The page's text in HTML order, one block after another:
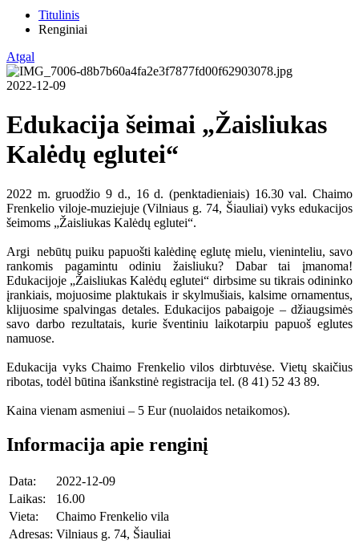
Titulinis
Renginiai
Atgal
2022-12-09
Edukacija šeimai „Žaisliukas
Kalėdų eglutei“
2022 m. gruodžio 9 d., 16 d. (penktadieniais) 16.30 val. Chaimo
Frenkelio viloje-muziejuje (Vilniaus g. 74, Šiauliai) vyks edukacijos
šeimoms „Žaisliukas Kalėdų eglutei“.
Argi nebūtų puiku papuošti kalėdinę eglutę mielu, vieninteliu, savo
rankomis pagamintu odiniu žaisliuku? Dabar tai įmanoma!
Edukacijoje „Žaisliukas Kalėdų eglutei“ dirbsime su tikrais odininko
įrankiais, mojuosime plaktukais ir skylmušiais, kalsime ornamentus,
klijuosime spalvingas detales. Edukacijos pabaigoje – džiaugsimės
savo darbo rezultatais, kurie šventiniu laikotarpiu papuoš eglutes
namuose.
Edukacija vyks Chaimo Frenkelio vilos dirbtuvėse. Vietų skaičius
ribotas, todėl būtina išankstinė registracija tel. (8 41) 52 43 89.
Kaina vienam asmeniui – 5 Eur (nuolaidos netaikomos).
Informacija apie renginį
Data:
2022-12-09
Laikas:
16.00
Vieta:
Chaimo Frenkelio vila
Adresas: Vilniaus g. 74, Šiauliai